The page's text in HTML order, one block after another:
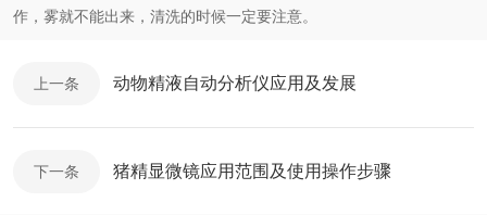
作，雾就不能出来，清洗的时候一定要注意。
上一条 动物精液自动分析仪应用及发展
下一条 猪精显微镜应用范围及使用操作步骤